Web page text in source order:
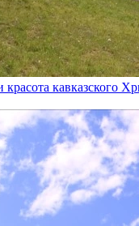
кавказского